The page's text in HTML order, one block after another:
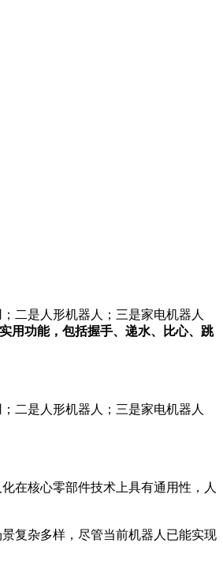
二是人形机器人；三是家电机器人
用功能，包括握手、递水、比心、跳
二是人形机器人；三是家电机器人
在核心零部件技术上具有通用性，人
复杂多样，尽管当前机器人已能实现